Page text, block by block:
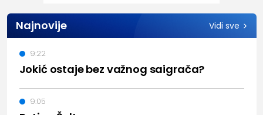
Najnovije Vidi sve
Jokić ostaje bez važnog saigrača?
9:22
9:05